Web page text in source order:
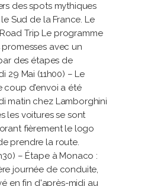
des spots mythiques
Sud de la France. Le
Trip Le programme
avec un
des étapes de
29 Mai (11h00) – Le
coup d'envoi a été
matin chez Lamborghini
les voitures se sont
fièrement le logo
prendre la route.
– Étape à Monaco :
journée de conduite,
en fin d'après-midi au